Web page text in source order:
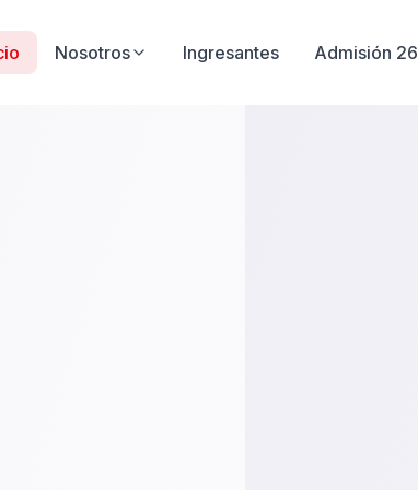
Nosotros Ingresantes Admisión 26